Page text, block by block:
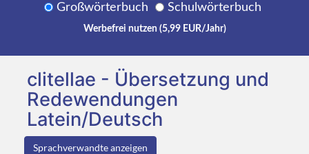
Großwörterbuch Schulwörterbuch
Werbefrei nutzen (5,99 EUR/Jahr)
clitellae - Übersetzung und
Redewendungen
Latein/Deutsch
Sprachverwandte anzeigen